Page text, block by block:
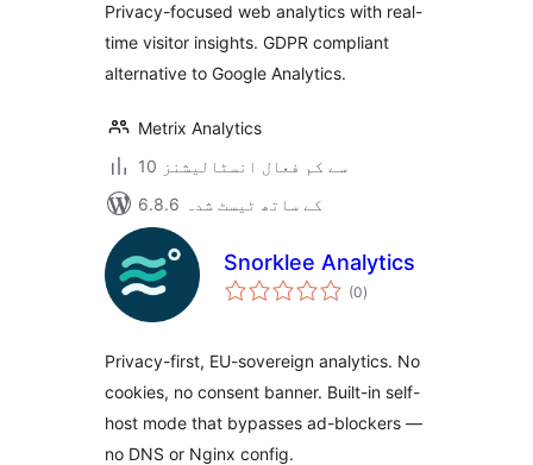
Privacy-focused web analytics with real-
time visitor insights. GDPR compliant
alternative to Google Analytics.
Metrix Analytics
10 سے کم فعال انسٹالیشنز
6.8.6 کے ساتھ ٹیسٹ شدہ
Snorklee Analytics
(0مجموعی
درجہ
)
Privacy-first, EU-sovereign analytics. No
cookies, no consent banner. Built-in self-
host mode that bypasses ad-blockers —
no DNS or Nginx config.